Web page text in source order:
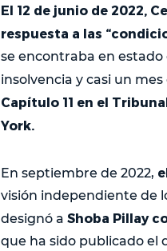
El 12 de junio de 2022,
respuesta a las
se encontraba en
insolvencia y casi un mes
Capítulo 11 en el
York.
En septiembre de 2022,
visión independiente de
designó a Shoba Pillay
que ha sido publicado el